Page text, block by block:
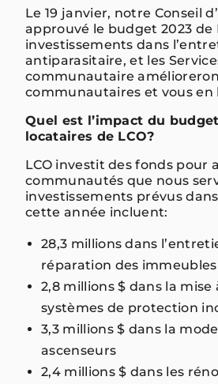
Le 19 janvier, notre Conseil
approuvé le budget 2023 de
investissements dans
antiparasitaire, et les
communautaire
communautaires et vous en
Quel est l’impact du
locataires de LCO?
LCO investit des fonds pour
communautés que nous
investissements prévus
cette année incluent:
28,3 millions dans
réparation des immeubles
2,8 millions $ dans la mise
systèmes de protection
3,3 millions $ dans la
ascenseurs
2,4 millions $ dans les